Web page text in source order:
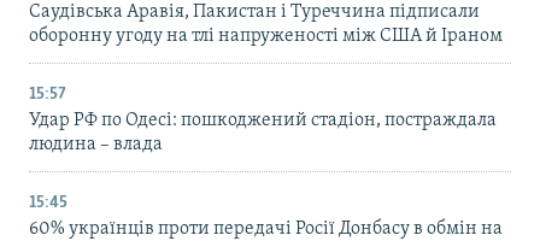
Саудівська Аравія, Пакистан і Туреччина підписали
оборонну угоду на тлі напруженості між США й Іраном
15:57
Удар РФ по Одесі: пошкоджений стадіон, постраждала
людина – влада
15:45
60% українців проти передачі Росії Донбасу в обмін на